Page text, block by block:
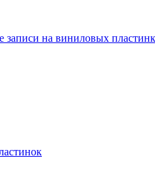
записи на виниловых